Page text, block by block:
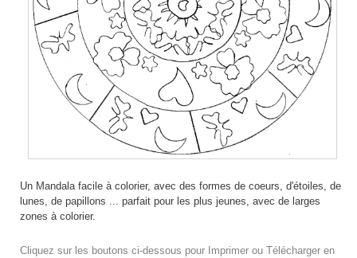
Un Mandala facile à colorier, avec des formes de coeurs, d'étoiles, de
lunes, de papillons ... parfait pour les plus jeunes, avec de larges
zones à colorier.
Cliquez sur les boutons ci-dessous pour Imprimer ou Télécharger en